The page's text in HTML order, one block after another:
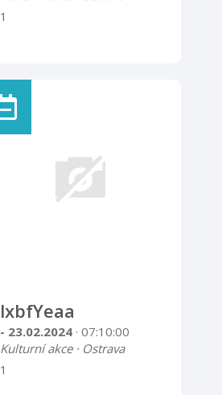
1
lxbfYeaa
- 23.02.2024 · 07:10:00
Kulturní akce · Ostrava
1